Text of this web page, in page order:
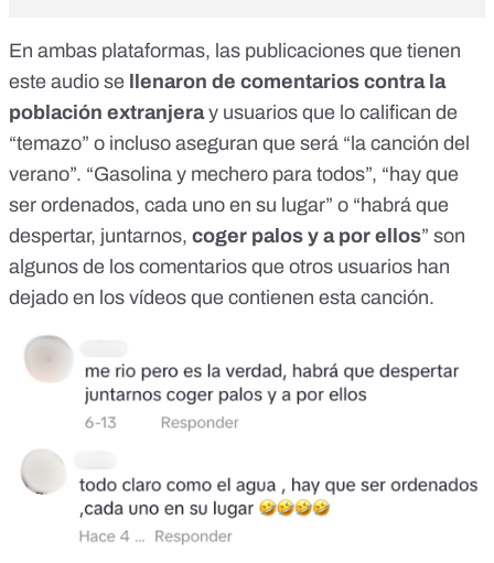
En ambas plataformas, las publicaciones que tienen
este audio se llenaron de comentarios contra la
población extranjeray usuarios que lo califican de
“temazo” o incluso aseguran que será “la canción del
verano”. “Gasolina y mechero para todos”, “hay que
ser ordenados, cada uno en su lugar” o “habrá que
despertar, juntarnos, coger palos y a por ellos” son
algunos de los comentarios que otros usuarios han
dejado en los vídeos que contienen esta canción.